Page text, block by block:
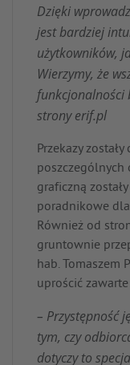
Dzięki
jest bardziej
użytkowników,
Wierzymy, że
funkcjonalności
strony erif.pl
Przekazy
poszczególnych
graficzną
poradnikowe
Również od
gruntownie
hab. Tomaszem
uprościć
– Przystępność
tym, czy
dotyczy to